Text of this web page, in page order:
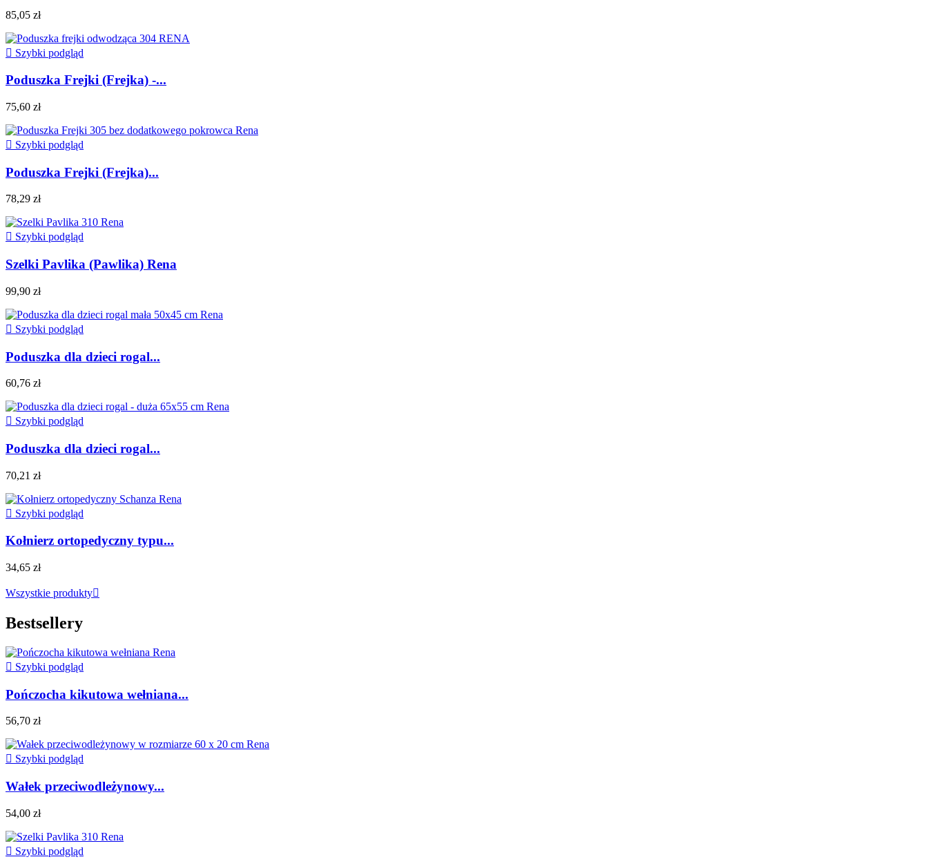
85,05 zł
 Szybki podgląd
Poduszka Frejki (Frejka) -...
75,60 zł
 Szybki podgląd
Poduszka Frejki (Frejka)...
78,29 zł
 Szybki podgląd
Szelki Pavlika (Pawlika) Rena
99,90 zł
 Szybki podgląd
Poduszka dla dzieci rogal...
60,76 zł
 Szybki podgląd
Poduszka dla dzieci rogal...
70,21 zł
 Szybki podgląd
Kołnierz ortopedyczny typu...
34,65 zł
Wszystkie produkty
Bestsellery
 Szybki podgląd
Pończocha kikutowa wełniana...
56,70 zł
 Szybki podgląd
Wałek przeciwodleżynowy...
54,00 zł
 Szybki podgląd